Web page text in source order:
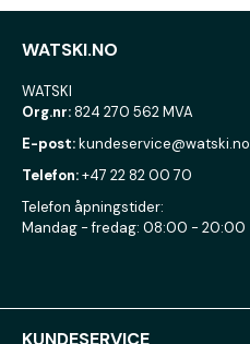
WATSKI.NO
WATSKI
Org.nr:824 270 562 MVA
E-post:kundeservice@watski.no
Telefon:+47 22 82 00 70
Telefon åpningstider:
Mandag - fredag: 08:00 - 20:00